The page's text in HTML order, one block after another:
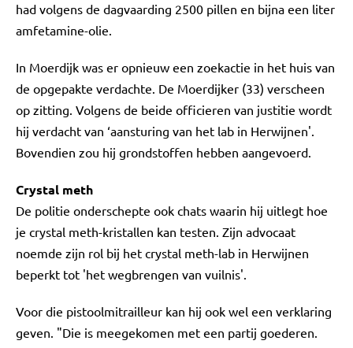
had volgens de dagvaarding 2500 pillen en bijna een liter
amfetamine-olie.
In Moerdijk was er opnieuw een zoekactie in het huis van
de opgepakte verdachte. De Moerdijker (33) verscheen
op zitting. Volgens de beide officieren van justitie wordt
hij verdacht van ‘aansturing van het lab in Herwijnen'.
Bovendien zou hij grondstoffen hebben aangevoerd.
Crystal meth
De politie onderschepte ook chats waarin hij uitlegt hoe
je crystal meth-kristallen kan testen. Zijn advocaat
noemde zijn rol bij het crystal meth-lab in Herwijnen
beperkt tot 'het wegbrengen van vuilnis'.
Voor die pistoolmitrailleur kan hij ook wel een verklaring
geven. "Die is meegekomen met een partij goederen.